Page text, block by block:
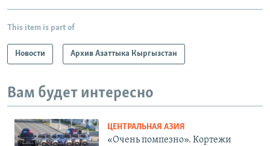
This item is part of
Новости Архив Азаттыка Кыргызстан
Вам будет интересно
ЦЕНТРАЛЬНАЯ АЗИЯ
«Очень помпезно». Кортежи